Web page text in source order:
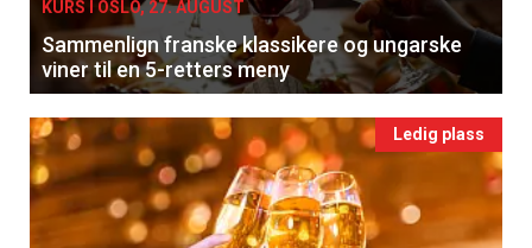
KURS I OSLO, 27. AUGUST
Sammenlign franske klassikere og ungarske
viner til en 5-retters meny
Ledig plass